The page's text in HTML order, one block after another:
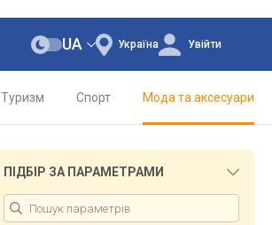
Україна
UA Увійти
Туризм Спорт Мода та аксесуари
ПІДБІР ЗА ПАРАМЕТРАМИ